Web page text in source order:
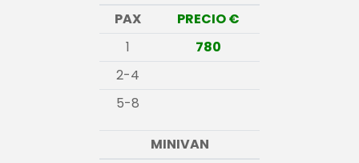
PAX
PRECIO €
1
780
2-4
5-8
MINIVAN